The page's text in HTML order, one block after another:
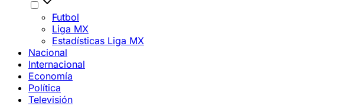
Futbol
Liga MX
Estadísticas Liga MX
Nacional
Internacional
Economía
Política
Televisión